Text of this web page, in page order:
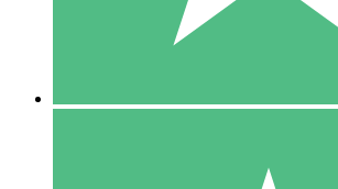
10 Descargas